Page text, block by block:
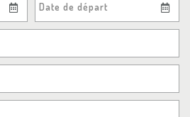
Date de départ